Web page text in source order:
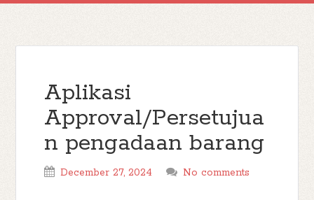
Aplikasi
Approval/Persetujua
n pengadaan barang
December 27, 2024 No comments